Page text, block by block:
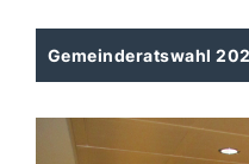
Gemeinderatswahl